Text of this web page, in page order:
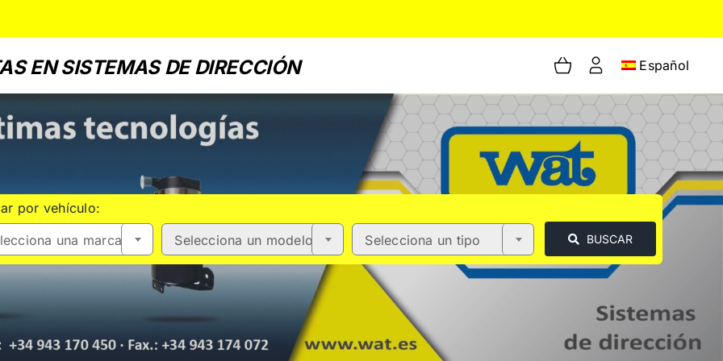
EN SISTEMAS DE DIRECCIÓN Español
por vehículo:
una marca Selecciona un modelo Selecciona un tipo BUSCAR